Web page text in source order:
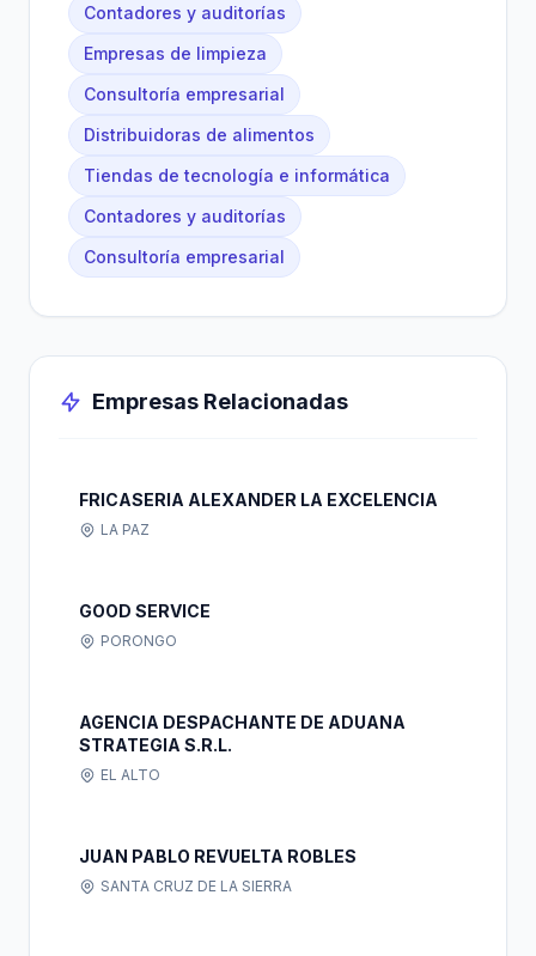
Contadores y auditorías
Empresas de limpieza
Consultoría empresarial
Distribuidoras de alimentos
Tiendas de tecnología e informática
Contadores y auditorías
Consultoría empresarial
Empresas Relacionadas
FRICASERIA ALEXANDER LA EXCELENCIA
LA PAZ
GOOD SERVICE
PORONGO
AGENCIA DESPACHANTE DE ADUANA
STRATEGIA S.R.L.
EL ALTO
JUAN PABLO REVUELTA ROBLES
SANTA CRUZ DE LA SIERRA